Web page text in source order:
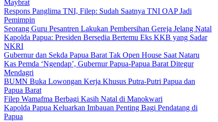
Maybrat
Respons Panglima TNI, Filep: Sudah Saatnya TNI OAP Jadi
Pemimpin
Seorang Guru Pesantren Lakukan Pembersihan Gereja Jelang Natal
Kapolda Papua: Presiden Bersedia Bertemu Eks KKB yang Sadar
NKRI
Gubernur dan Sekda Papua Barat Tak Open House Saat Nataru
Kas Pemda ‘Ngendap’, Gubernur Papua-Papua Barat Ditegur
Mendagri
BUMN Buka Lowongan Kerja Khusus Putra-Putri Papua dan
Papua Barat
Filep Wamafma Berbagi Kasih Natal di Manokwari
Kapolda Papua Keluarkan Imbauan Penting Bagi Pendatang di
Papua